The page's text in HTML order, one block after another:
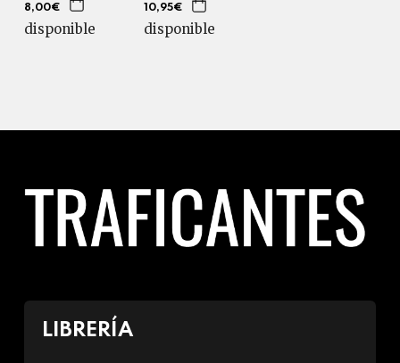
8,00€
disponible
10,95€
disponible
LIBRERÍA